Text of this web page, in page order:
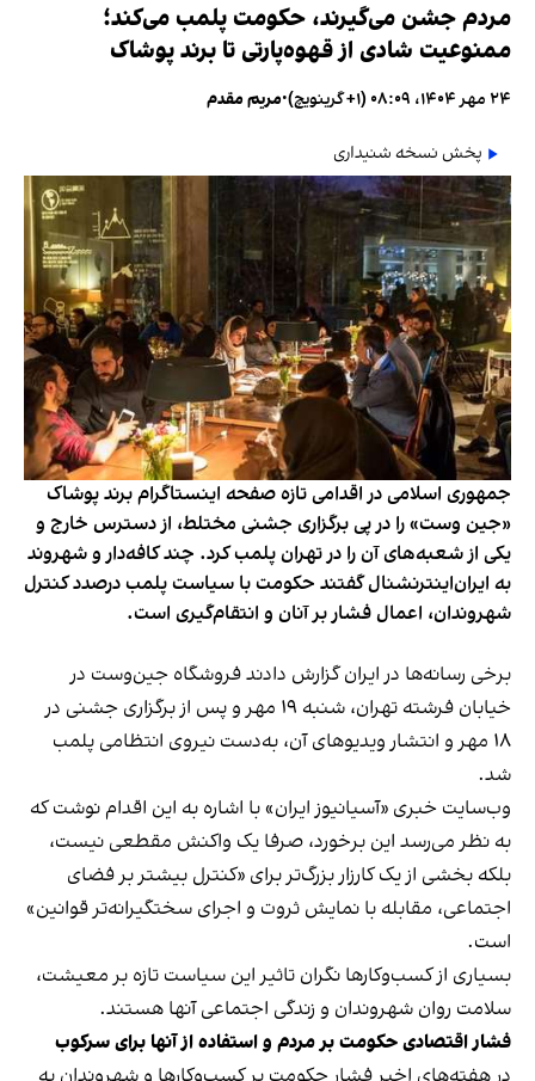
مردم جشن می‌گیرند، حکومت پلمب می‌کند؛
ممنوعیت شادی از قهوه‌پارتی تا برند پوشاک
۲۴ مهر ۱۴۰۴، ۰۸:۰۹ (‎+۱ گرینویچ) •مریم مقدم
پخش نسخه شنیداری
جمهوری اسلامی در اقدامی تازه صفحه اینستاگرام برند پوشاک
«جین وست» را در پی برگزاری جشنی مختلط، از دسترس خارج و
یکی از شعبه‌های آن را در تهران پلمب کرد. چند کافه‌‌دار و شهروند
به ایران‌اینترنشنال گفتند حکومت با سیاست پلمب درصدد کنترل
شهروندان، اعمال فشار بر آنان و انتقام‌گیری است.
برخی رسانه‌ها در ایران گزارش دادند فروشگاه جین‌وست در
خیابان فرشته تهران، شنبه ۱۹ مهر و پس از برگزاری جشنی در
۱۸ مهر و انتشار ویدیوهای آن، به‌دست نیروی انتظامی پلمب
شد.
وب‌سایت خبری «آسیانیوز ایران» با اشاره به این اقدام نوشت که
به نظر می‌رسد این برخورد، صرفا یک واکنش مقطعی نیست،
بلکه بخشی از یک کارزار بزرگ‌تر برای «کنترل بیشتر بر فضای
اجتماعی، مقابله با نمایش ثروت و اجرای سختگیرانه‌تر قوانین»
است.
بسیاری از کسب‌وکارها نگران تاثیر این سیاست‌ تازه بر معیشت،
سلامت روان شهروندان و زندگی اجتماعی آنها هستند.
فشار اقتصادی حکومت بر مردم و استفاده از آنها برای سرکوب